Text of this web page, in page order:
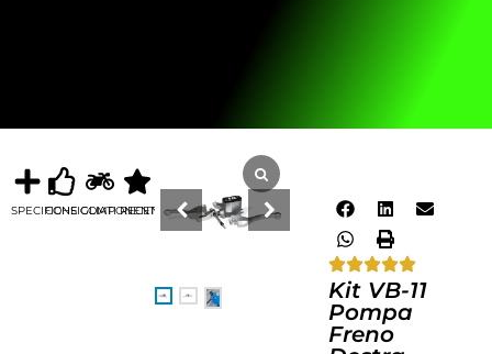
SPECIFICHECONSIGLIATICOMPONENTIRECENSIONI
Kit VB-11
Pompa
Freno